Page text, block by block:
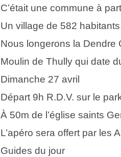
C’était une commune à
Un village de 582
Nous longerons la Dendre
Moulin de Thully qui date
Dimanche 27 avril
Départ 9h R.D.V. sur le
À 50m de l’église saints
L’apéro sera offert par les
Guides du jour